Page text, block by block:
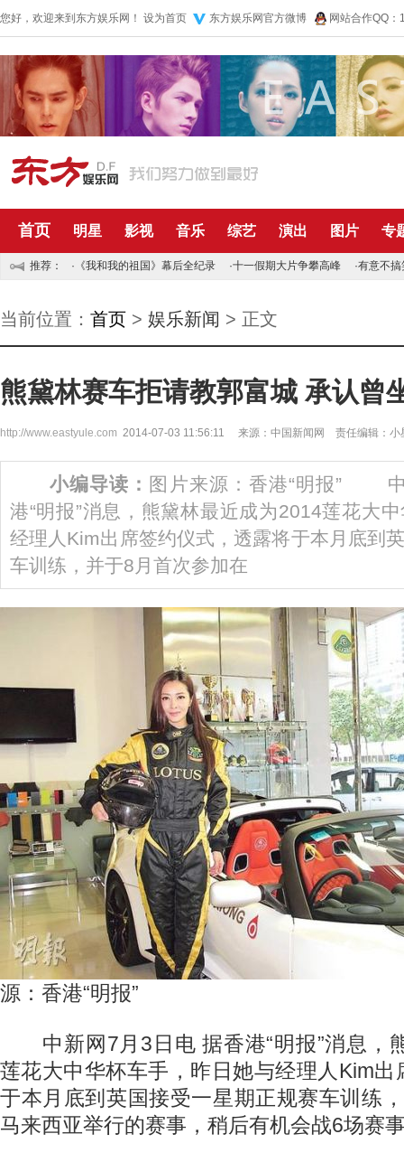
您好，欢迎来到东方娱乐网！ 设为首页 东方娱乐网官方微博 网站合作QQ
首页 明星 影视 音乐 综艺 演出 图片 专
推荐： · 《我和我的祖国》幕后全纪录 ·十一假期大片争攀高峰 ·有意不搞
当前位置： 首页 > 娱乐新闻 > 正文
熊黛林赛车拒请教郭富城 承认曾
http://www.eastyule.com 2014-07-03 11:56:11 来源：中国新闻网 责任编辑：小
小编导读： 图片来源：香港“明报”
港“明报”消息，熊黛林最近成为2014莲花大
经理人Kim出席签约仪式，透露将于本月底到
车训练，并于8月首次参加在
源：香港“明报”
中新网7月3日电 据香港“明报”消息，
莲花大中华杯车手，昨日她与经理人Kim
于本月底到英国接受一星期正规赛车训练
马来西亚举行的赛事，稍后有机会战6场赛